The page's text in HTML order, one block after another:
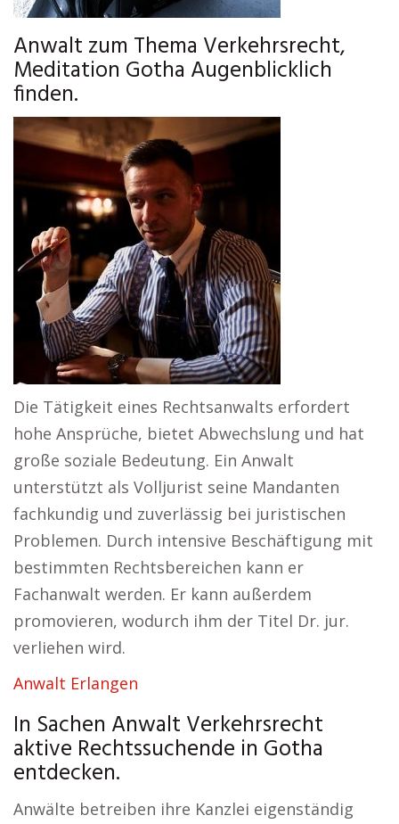
Anwalt zum Thema Verkehrsrecht,
Meditation Gotha Augenblicklich
finden.
Die Tätigkeit eines Rechtsanwalts erfordert
hohe Ansprüche, bietet Abwechslung und hat
große soziale Bedeutung. Ein Anwalt
unterstützt als Volljurist seine Mandanten
fachkundig und zuverlässig bei juristischen
Problemen. Durch intensive Beschäftigung mit
bestimmten Rechtsbereichen kann er
Fachanwalt werden. Er kann außerdem
promovieren, wodurch ihm der Titel Dr. jur.
verliehen wird.
Anwalt Erlangen
In Sachen Anwalt Verkehrsrecht
aktive Rechtssuchende in Gotha
entdecken.
Anwälte betreiben ihre Kanzlei eigenständig